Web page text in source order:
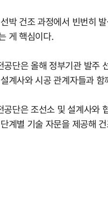
박 건조 과정에서 빈번히
게 핵심이다.
공단은 올해 정부기관 발주
계사와 시공 관계자들과
공단은 조선소 및 설계사와
계별 기술 자문을 제공해